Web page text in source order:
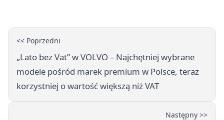
<< Poprzedni
„Lato bez Vat” w VOLVO – Najchętniej wybrane
modele pośród marek premium w Polsce, teraz
korzystniej o wartość większą niż VAT
Następny >>